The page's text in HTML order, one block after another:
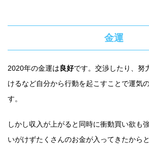
金運
2020年の金運は良好です。交渉したり、努
けるなど自分から行動を起こすことで運気
す。
しかし収入が上がると同時に衝動買い欲も
いがけずたくさんのお金が入ってきたから